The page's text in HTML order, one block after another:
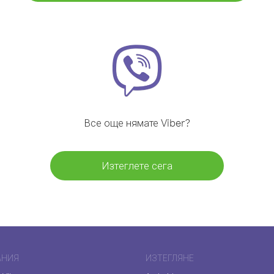
Все още нямате Viber?
Изтеглете сега
ИЗТЕГЛЯНЕ